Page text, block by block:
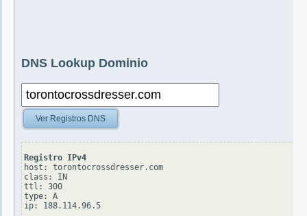
DNS Lookup Dominio
Ver Registros DNS
Registro IPv4
host: torontocrossdresser.com
class: IN
ttl: 300
type: A